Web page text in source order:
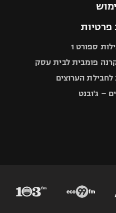
פרטיות
ספורט 1
פומבית לבית עסק
הערוצים
– ג'ובנט